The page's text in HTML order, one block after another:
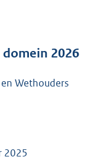
2026
Wethouders
2025